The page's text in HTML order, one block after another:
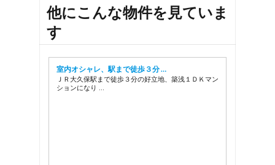
他にこんな物件を見ていま
す
室内オシャレ、駅まで徒歩３分 …
ＪＲ大久保駅まで徒歩３分の好立地、築浅１ＤＫマン
ションになり …